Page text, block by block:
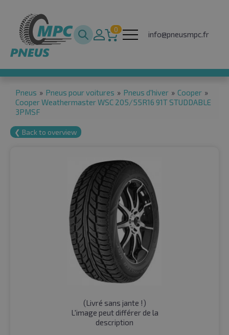
0
info@pneusmpc.fr
Pneus » Pneus pour voitures » Pneus d'hiver » Cooper »
Cooper Weathermaster WSC 205/55R16 91T STUDDABLE
3PMSF
❮ Back to overview
(Livré sans jante !)
L'image peut différer de la
description